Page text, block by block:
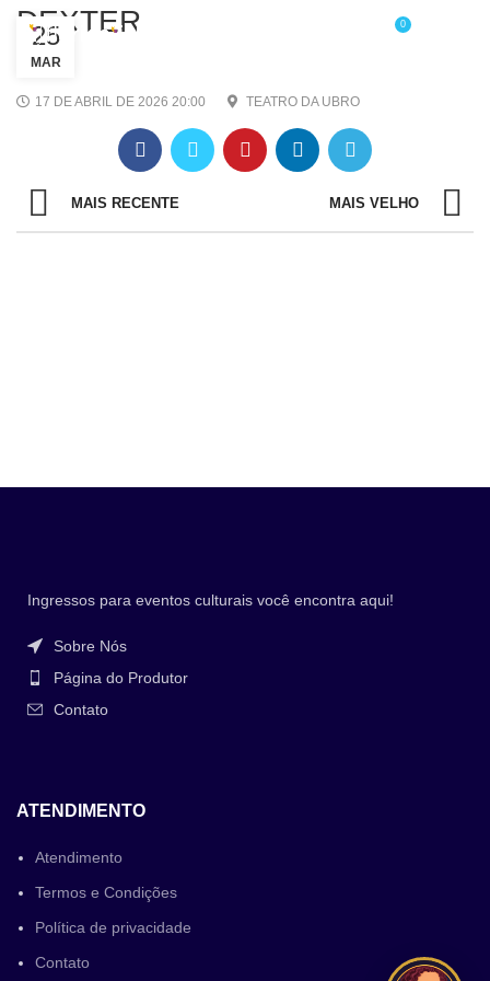
0
/
DEXTER
25
MAR
17 DE ABRIL DE 2026 20:00 TEATRO DA UBRO
MAIS RECENTE MAIS VELHO
Ingressos para eventos culturais você encontra aqui!
Sobre Nós
Página do Produtor
Contato
ATENDIMENTO
Atendimento
Termos e Condições
Política de privacidade
Contato